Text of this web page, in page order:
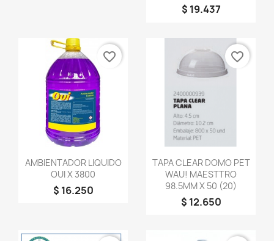
$ 19.437
Vista rápida
AMBIENTADOR LIQUIDO
OUI X 3800
$ 16.250
favorite_border
Vista rápida
TAPA CLEAR DOMO PET
WAU! MAESTTRO
98.5MM X 50 (20)
$ 12.650
favorite_border